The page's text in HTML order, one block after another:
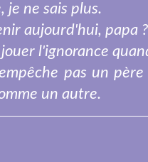
je ne sais plus.
aujourd'hui, papa
jouer l'ignorance
pas un
un autre.